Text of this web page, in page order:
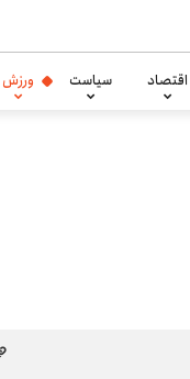
اقتصاد سیاست ورزش